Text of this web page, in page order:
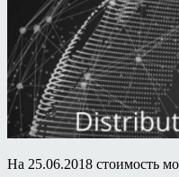
На 25.06.2018 стоимость